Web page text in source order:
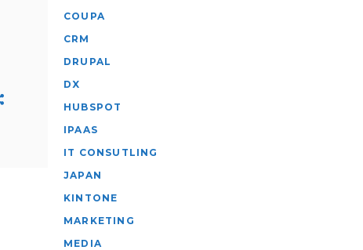
COUPA
CRM
DRUPAL
DX
HUBSPOT
IPAAS
IT CONSUTLING
JAPAN
KINTONE
MARKETING
MEDIA